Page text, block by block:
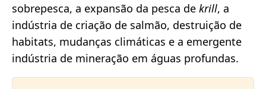
sobrepesca, a expansão da pesca de krill, a
indústria de criação de salmão, destruição de
habitats, mudanças climáticas e a emergente
indústria de mineração em águas profundas.